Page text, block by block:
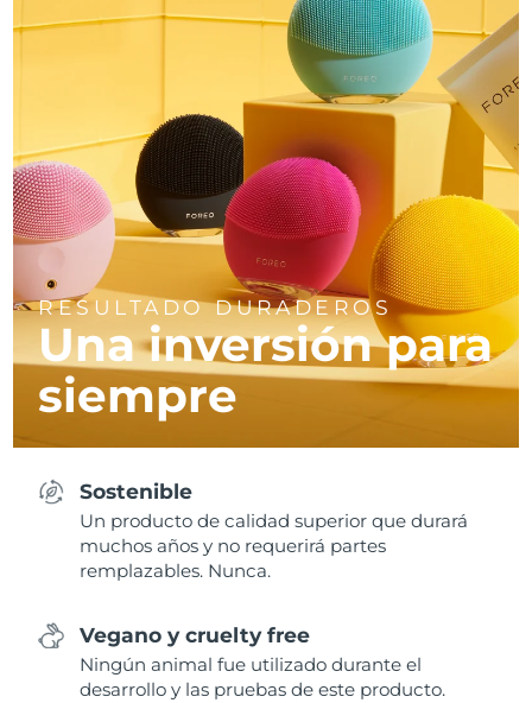
RESULTADO DURADEROS
Una inversión para
siempre
Sostenible
Un producto de calidad superior que durará
muchos años y no requerirá partes
remplazables. Nunca.
Vegano y cruelty free
Ningún animal fue utilizado durante el
desarrollo y las pruebas de este producto.